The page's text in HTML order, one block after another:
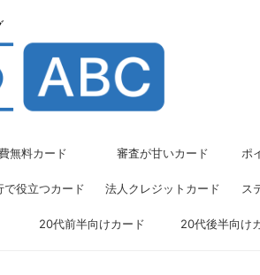
無料カード 審査が甘いカード ポ
で役立つカード 法人クレジットカード ス
20代前半向けカード 20代後半向け